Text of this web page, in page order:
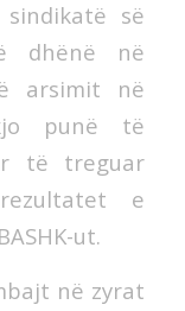
së
dhënë në
arsimit në
punë të
të treguar
e
ut.
në zyrat